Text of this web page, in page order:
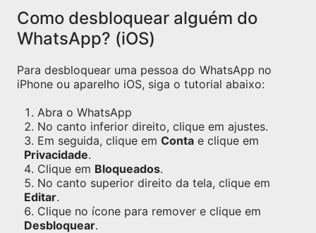
Como desbloquear alguém do
WhatsApp? (iOS)
Para desbloquear uma pessoa do WhatsApp no
iPhone ou aparelho iOS, siga o tutorial abaixo:
Abra o WhatsApp
No canto inferior direito, clique em ajustes.
Em seguida, clique em Conta e clique em
Privacidade.
Clique em Bloqueados.
No canto superior direito da tela, clique em
Editar.
Clique no ícone para remover e clique em
Desbloquear.